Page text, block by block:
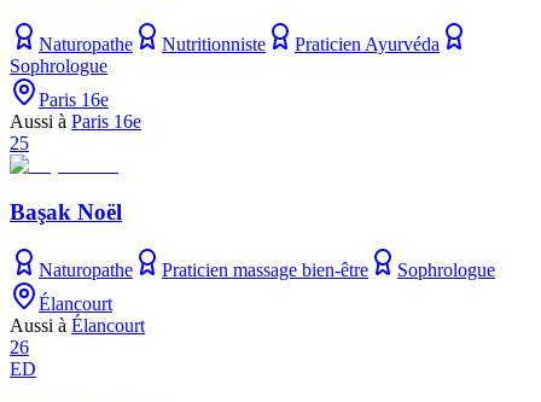
Naturopathe Nutritionniste
Praticien Ayurvéda
Sophrologue
Paris 16e
Aussi à Paris 16e
25
Başak Noël
Naturopathe Praticien massage bien-être
Sophrologue
Élancourt
Aussi à Élancourt
26
ED